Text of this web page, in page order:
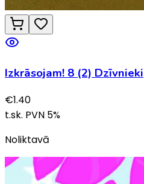
Izkrāsojam! 8 (2) Dzīvnieki
€1.40
t.sk. PVN 5%
Noliktavā